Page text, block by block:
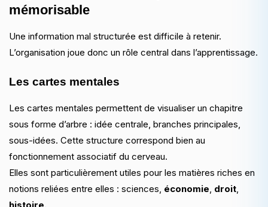
mémorisable
Une information mal structurée est difficile à retenir.
L’organisation joue donc un rôle central dans l’apprentissage.
Les cartes mentales
Les cartes mentales permettent de visualiser un chapitre
sous forme d’arbre : idée centrale, branches principales,
sous-idées. Cette structure correspond bien au
fonctionnement associatif du cerveau.
Elles sont particulièrement utiles pour les matières riches en
notions reliées entre elles : sciences, économie, droit,